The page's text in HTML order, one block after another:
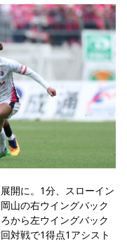
開に。1分、スローイン
山の右ウイングバック
から左ウイングバック
対戦で1得点1アシスト